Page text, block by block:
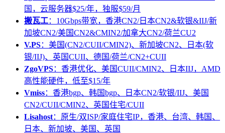
国，云服务器$25/年，独服$59/月
搬瓦工：10Gbps带宽，香港CN2/日本CN2&软银&IIJ/新
加坡CN2/美国CN2&CMIN2/加拿大CN2/荷兰CU2
V.PS：美国(CN2/CUII/CMIN2)、新加坡CN2、日本(软
银/IIJ)、英国CUII、德国/荷兰/CN2+CUII
ZgoVPS：香港优化、美国CUII/CMIN2、日本IIJ，AMD
高性能硬件，低至$15/年
Vmiss：香港bgp、韩国bgp、日本CN2/软银/IIJ、美国
CN2/CUII/CMIN2、英国住宅/CUII
Lisahost：原生/双ISP/家庭住宅IP，香港、台湾、韩国、
日本、新加坡、美国、英国